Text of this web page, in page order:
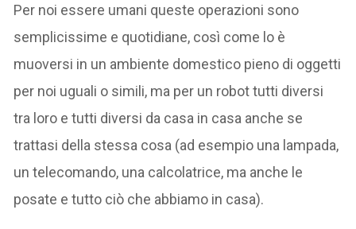
Per noi essere umani queste operazioni sono
semplicissime e quotidiane, così come lo è
muoversi in un ambiente domestico pieno di oggetti
per noi uguali o simili, ma per un robot tutti diversi
tra loro e tutti diversi da casa in casa anche se
trattasi della stessa cosa (ad esempio una lampada,
un telecomando, una calcolatrice, ma anche le
posate e tutto ciò che abbiamo in casa).